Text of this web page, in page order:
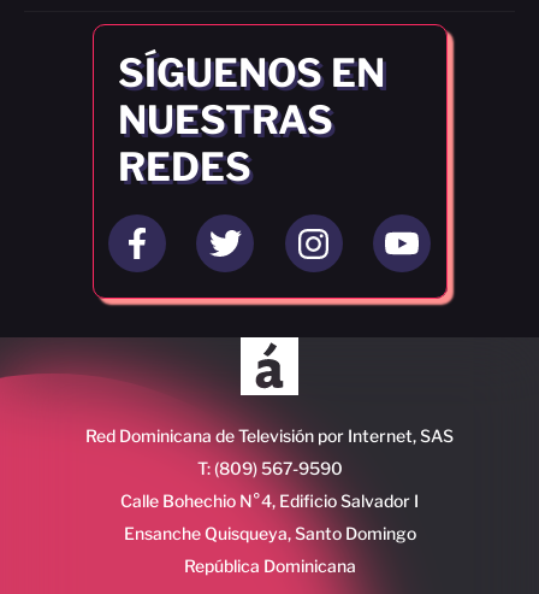
SÍGUENOS EN
NUESTRAS
REDES
Red Dominicana de Televisión por Internet, SAS
T: (809) 567-9590
Calle Bohechio N°4, Edificio Salvador I
Ensanche Quisqueya, Santo Domingo
República Dominicana